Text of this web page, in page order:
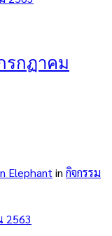
รกฏาคม
Elephant in กิจกรรม